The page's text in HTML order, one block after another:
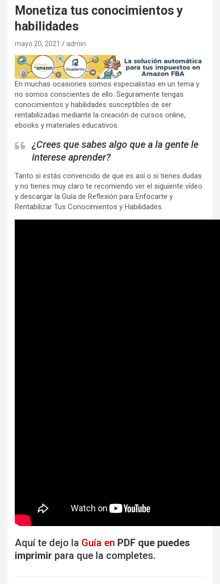
Monetiza tus conocimientos y
habilidades
mayo 20, 2021 admin
En muchas ocasiones somos especialistas en un tema y
no somos conscientes de ello. Seguramente tengas
conocimientos y habilidades susceptibles de ser
rentabilizadas mediante la creación de cursos online,
ebooks y materiales educativos.
¿Crees que sabes algo que a la gente le
interese aprender?
Tanto si estás convencido de que es así o si tienes dudas
y no tienes muy claro te recomiendo ver el siguiente vídeo
y descargar la Guía de Reflexión para Enfocarte y
Rentabilizar Tus Conocimientos y Habilidades.
Aquí te dejo la Guía en PDF que puedes
imprimir para que la completes.